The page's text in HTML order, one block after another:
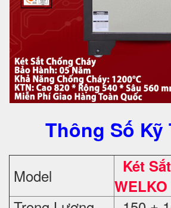
Thông Số Kỹ
Model
Két
WELKO